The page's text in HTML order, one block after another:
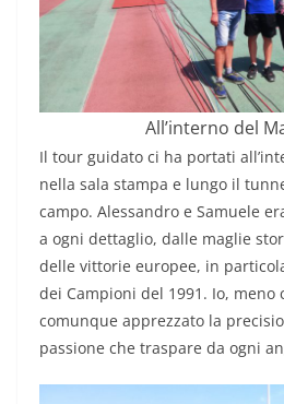
All’interno del
Il tour guidato ci ha portati
nella sala stampa e lungo il
campo. Alessandro e Samuele
a ogni dettaglio, dalle maglie
delle vittorie europee, in
dei Campioni del 1991. Io, meno
comunque apprezzato la
passione che traspare da ogni